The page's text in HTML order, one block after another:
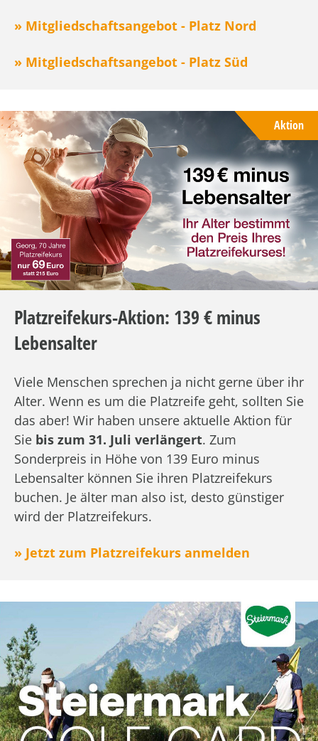
» Mitgliedschaftsangebot - Platz Nord
» Mitgliedschaftsangebot - Platz Süd
Aktion
Platzreifekurs-Aktion: 139 € minus
Lebensalter
Viele Menschen sprechen ja nicht gerne über ihr
Alter. Wenn es um die Platzreife geht, sollten Sie
das aber! Wir haben unsere aktuelle Aktion für
Sie bis zum 31. Juli verlängert. Zum
Sonderpreis in Höhe von 139 Euro minus
Lebensalter können Sie ihren Platzreifekurs
buchen. Je älter man also ist, desto günstiger
wird der Platzreifekurs.
» Jetzt zum Platzreifekurs anmelden